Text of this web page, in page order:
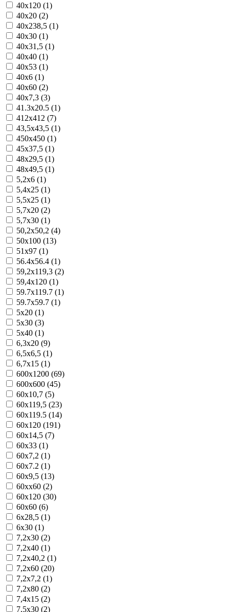
40x120 (1)
40x20 (2)
40x238,5 (1)
40x30 (1)
40x31,5 (1)
40x40 (1)
40x53 (1)
40x6 (1)
40x60 (2)
40x7,3 (3)
41.3x20.5 (1)
412x412 (7)
43,5x43,5 (1)
450x450 (1)
45x37,5 (1)
48x29,5 (1)
48x49,5 (1)
5,2x6 (1)
5,4x25 (1)
5,5x25 (1)
5,7x20 (2)
5,7x30 (1)
50,2x50,2 (4)
50x100 (13)
51x97 (1)
56.4x56.4 (1)
59,2x119,3 (2)
59,4x120 (1)
59.7x119.7 (1)
59.7x59.7 (1)
5x20 (1)
5x30 (3)
5x40 (1)
6,3x20 (9)
6,5x6,5 (1)
6,7x15 (1)
600x1200 (69)
600x600 (45)
60x10,7 (5)
60x119,5 (23)
60x119.5 (14)
60x120 (191)
60x14,5 (7)
60x33 (1)
60x7,2 (1)
60x7.2 (1)
60x9,5 (13)
60xx60 (2)
60х120 (30)
60х60 (6)
6x28,5 (1)
6x30 (1)
7,2x30 (2)
7,2x40 (1)
7,2x40,2 (1)
7,2x60 (20)
7,2x7,2 (1)
7,2x80 (2)
7,4x15 (2)
7,5x30 (2)